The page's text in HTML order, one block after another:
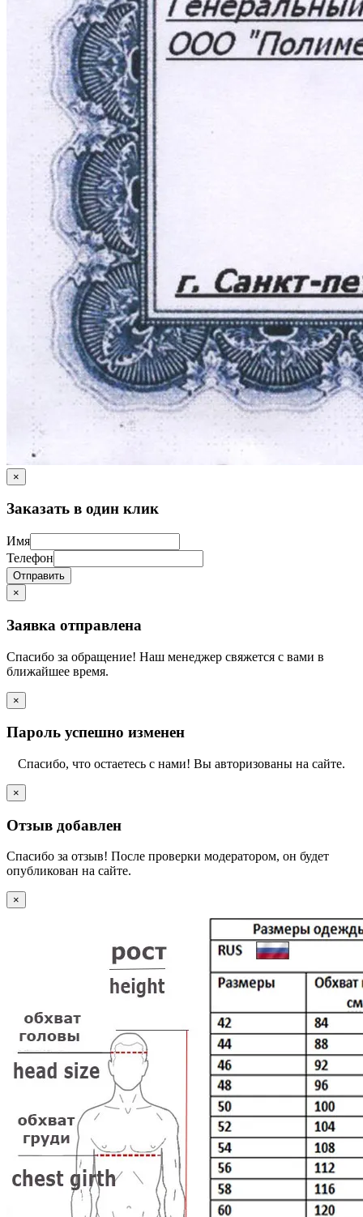
×
Заказать в один клик
Имя
Телефон
Отправить
×
Заявка отправлена
Спасибо за обращение! Наш менеджер свяжется с вами в
ближайшее время.
×
Пароль успешно изменен
Спасибо, что остаетесь с нами! Вы авторизованы на сайте.
×
Отзыв добавлен
Спасибо за отзыв! После проверки модератором, он будет
опубликован на сайте.
×